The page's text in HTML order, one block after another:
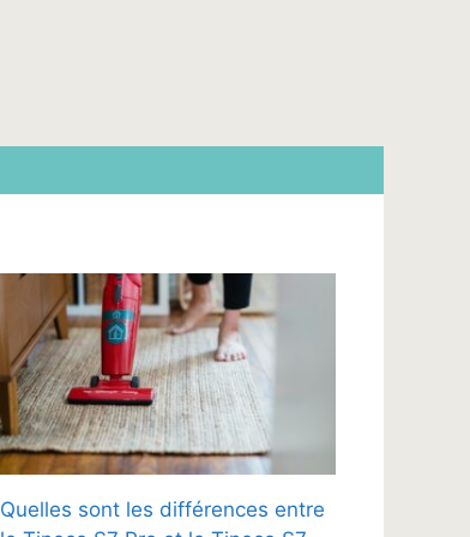
Quelles sont les différences entre